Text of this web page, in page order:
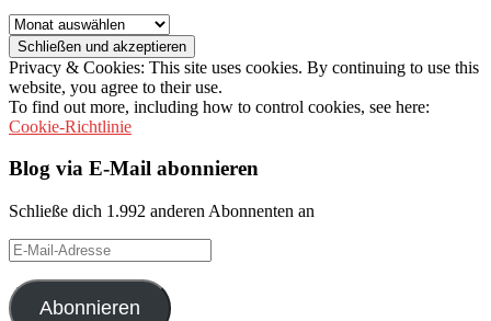
Archiv
Privacy & Cookies: This site uses cookies. By continuing to use this
website, you agree to their use.
To find out more, including how to control cookies, see here:
Cookie-Richtlinie
Blog via E-Mail abonnieren
Schließe dich 1.992 anderen Abonnenten an
E-
Mail-
Adresse
Abonnieren